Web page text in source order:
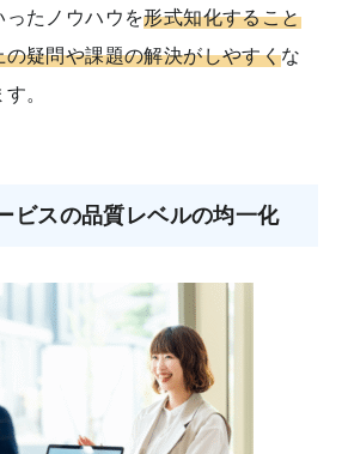
ったノウハウを形式知化すること
疑問や課題の解決がしやすくな
。
ビスの品質レベルの均一化